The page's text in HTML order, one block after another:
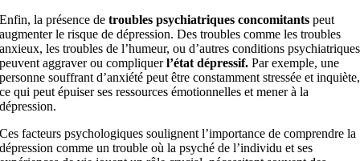
Enfin, la présence de troubles psychiatriques concomitants peut
augmenter le risque de dépression. Des troubles comme les troubles
anxieux, les troubles de l’humeur, ou d’autres conditions psychiatriques
peuvent aggraver ou compliquerl’état dépressif. Par exemple, une
personne souffrant d’anxiété peut être constamment stressée et inquiète,
ce qui peut épuiser ses ressources émotionnelles et mener à la
dépression.
Ces facteurs psychologiques soulignent l’importance de comprendre la
dépression comme un trouble où la psyché de l’individu et ses